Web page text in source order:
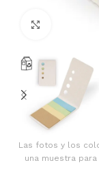
Clic para
Las fotos y los
una muestra